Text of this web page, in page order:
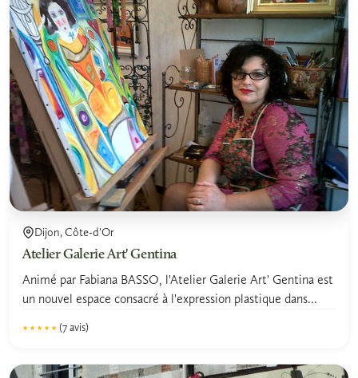
Dijon, Côte-d'Or
Atelier Galerie Art' Gentina
Animé par Fabiana BASSO, l'Atelier Galerie Art' Gentina est
un nouvel espace consacré à l'expression plastique dans...
★★★★★
★★★★★ (7 avis)